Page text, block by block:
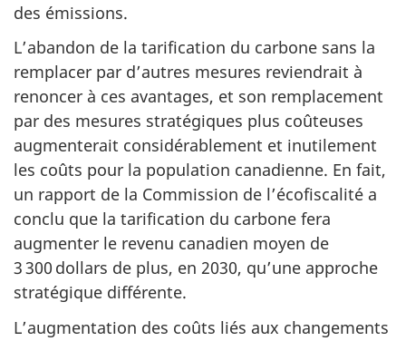
des émissions.
L’abandon de la tarification du carbone sans la
remplacer par d’autres mesures reviendrait à
renoncer à ces avantages, et son remplacement
par des mesures stratégiques plus coûteuses
augmenterait considérablement et inutilement
les coûts pour la population canadienne. En fait,
un rapport de la Commission de l’écofiscalité a
conclu que la tarification du carbone fera
augmenter le revenu canadien moyen de
3 300 dollars de plus, en 2030, qu’une approche
stratégique différente.
L’augmentation des coûts liés aux changements